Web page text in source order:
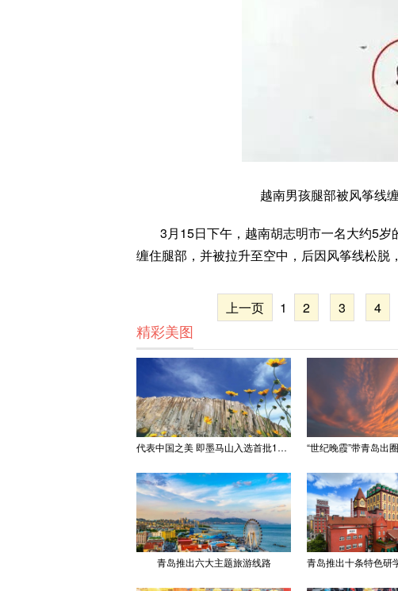
越南男孩腿部被风筝线
3月15日下午，越南胡志明市一名大约5
缠住腿部，并被拉升至空中，后因风筝线松脱
上一页 1 2 3 4
精彩美图
代表中国之美 即墨马山入选首批100处“美丽中国打卡点”
青岛推出六大主题旅游线路